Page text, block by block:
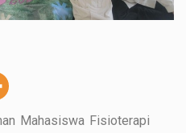
Mahasiswa Fisioterapi